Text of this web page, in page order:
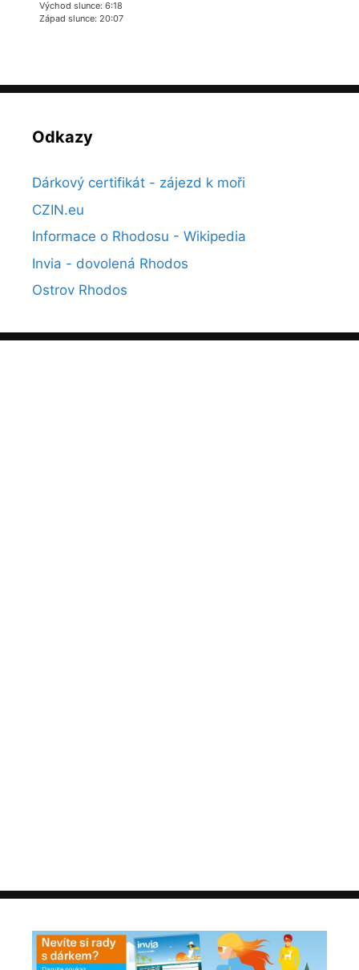
Východ slunce: 6:18
Západ slunce: 20:07
Odkazy
Dárkový certifikát - zájezd k moři
CZIN.eu
Informace o Rhodosu - Wikipedia
Invia - dovolená Rhodos
Ostrov Rhodos